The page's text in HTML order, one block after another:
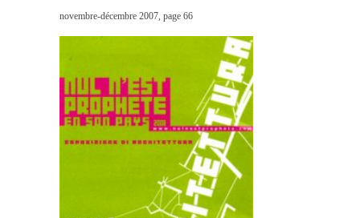
novembre-décembre 2007, page 66